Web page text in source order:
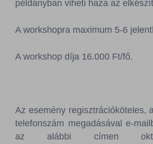
példányban viheti haza az
A workshopra maximum 5-6
A workshop díja 16.000 Ft/fő.
Az esemény regisztrációköteles,
telefonszám megadásával e-
az alábbi címen